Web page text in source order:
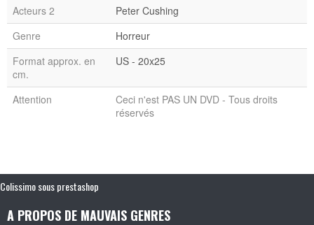
Acteurs 2
Peter Cushing
Genre
Horreur
Format approx. en
cm.
US - 20x25
Attention
Ceci n'est PAS UN DVD - Tous droits
réservés
Colissimo sous prestashop
A PROPOS DE MAUVAIS GENRES